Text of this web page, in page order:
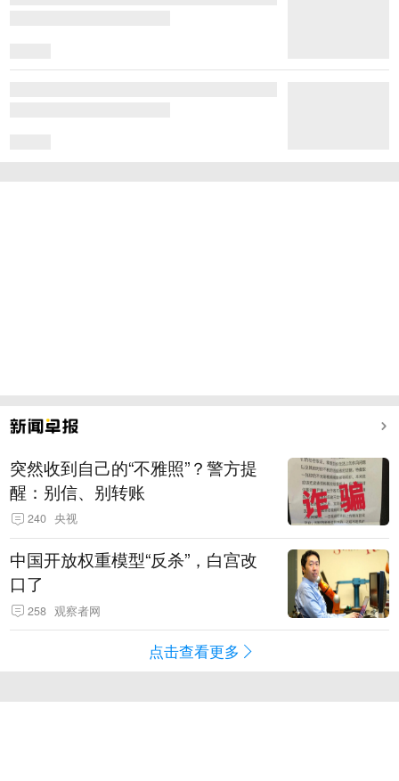
突然收到自己的“不雅照”？警方提
醒：别信、别转账
240 央视
中国开放权重模型“反杀”，白宫改
口了
258 观察者网
点击查看更多